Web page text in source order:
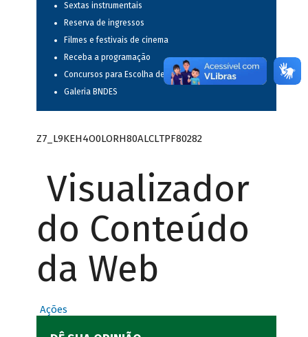
Sextas instrumentais
Reserva de ingressos
Filmes e festivais de cinema
Receba a programação
Concursos para Escolha de Espetáculos Musicais
Galeria BNDES
Z7_L9KEH4O0LORH80ALCLTPF80282
Visualizador
do Conteúdo
da Web
Ações